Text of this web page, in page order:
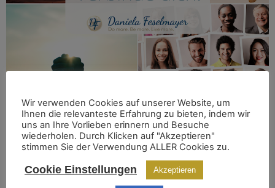
Ich denke, dass das letzte Jahr uns alle auf eine Art und
Weise gewandelt hat, die wir möglicherweise erst viel
später erkennen werden. PERSÖNLICH UND
GESELLSCHAFTLICH Ich denke auch, dass die Welt
nach der Pandemie nicht mehr dieselbe sein wird, wie
davor. Wäre es JETZT nicht an der Zeit weniger zu
Wir verwenden Cookies auf unserer Website, um
Ihnen die relevanteste Erfahrung zu bieten, indem wir
uns an Ihre Vorlieben erinnern und Besuche
wiederholen. Durch Klicken auf "Akzeptieren"
stimmen Sie der Verwendung ALLER Cookies zu.
Cookie Einstellungen Akzeptieren